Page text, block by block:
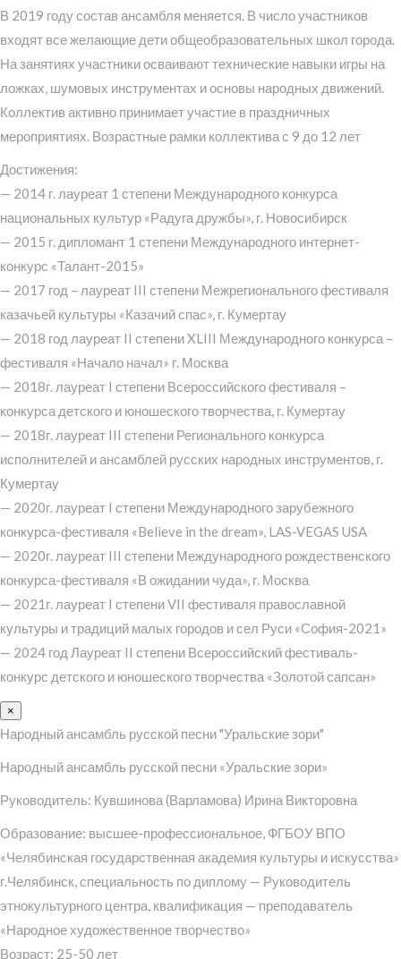
В 2019 году состав ансамбля меняется. В число участников
входят все желающие дети общеобразовательных школ города.
На занятиях участники осваивают технические навыки игры на
ложках, шумовых инструментах и основы народных движений.
Коллектив активно принимает участие в праздничных
мероприятиях. Возрастные рамки коллектива с 9 до 12 лет
Достижения:
— 2014 г. лауреат 1 степени Международного конкурса
национальных культур «Радуга дружбы», г. Новосибирск
— 2015 г. дипломант 1 степени Международного интернет-
конкурс «Талант-2015»
— 2017 год – лауреат III степени Межрегионального фестиваля
казачьей культуры «Казачий спас», г. Кумертау
— 2018 год лауреат II степени XLIII Международного конкурса –
фестиваля «Начало начал» г. Москва
— 2018г. лауреат I степени Всероссийского фестиваля –
конкурса детского и юношеского творчества, г. Кумертау
— 2018г. лауреат III степени Регионального конкурса
исполнителей и ансамблей русских народных инструментов, г.
Кумертау
— 2020г. лауреат I степени Международного зарубежного
конкурса-фестиваля «Believe in the dream», LAS-VEGAS USA
— 2020г. лауреат III степени Международного рождественского
конкурса-фестиваля «В ожидании чуда», г. Москва
— 2021г. лауреат I степени VII фестиваля православной
культуры и традиций малых городов и сел Руси «София-2021»
— 2024 год Лауреат II степени Всероссийский фестиваль-
конкурс детского и юношеского творчества «Золотой сапсан»
×
Народный ансамбль русской песни "Уральские зори"
Народный ансамбль русской песни «Уральские зори»
Руководитель: Кувшинова (Варламова) Ирина Викторовна
Образование: высшее-профессиональное, ФГБОУ ВПО
«Челябинская государственная академия культуры и искусства»
г.Челябинск, специальность по диплому — Руководитель
этнокультурного центра, квалификация — преподаватель
«Народное художественное творчество»
Возраст: 25-50 лет